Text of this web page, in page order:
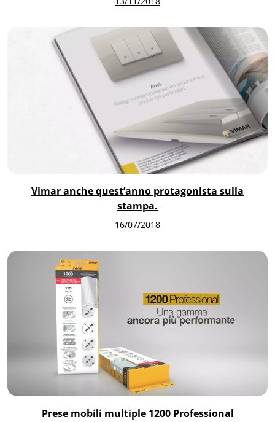
Vimar anche quest’anno protagonista sulla
stampa.
16/07/2018
Prese mobili multiple 1200 Professional